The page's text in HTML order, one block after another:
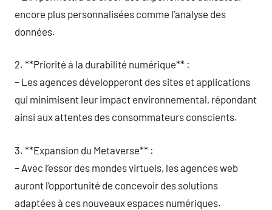
encore plus personnalisées comme l’analyse des
données.
2. **Priorité à la durabilité numérique** :
– Les agences développeront des sites et applications
qui minimisent leur impact environnemental, répondant
ainsi aux attentes des consommateurs conscients.
3. **Expansion du Metaverse** :
– Avec l’essor des mondes virtuels, les agences web
auront l’opportunité de concevoir des solutions
adaptées à ces nouveaux espaces numériques.